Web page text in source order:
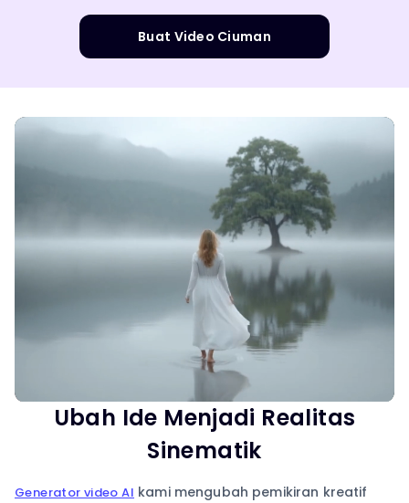
Buat Video Ciuman
Ubah Ide Menjadi Realitas
Sinematik
Generator video AI kami mengubah pemikiran kreatif